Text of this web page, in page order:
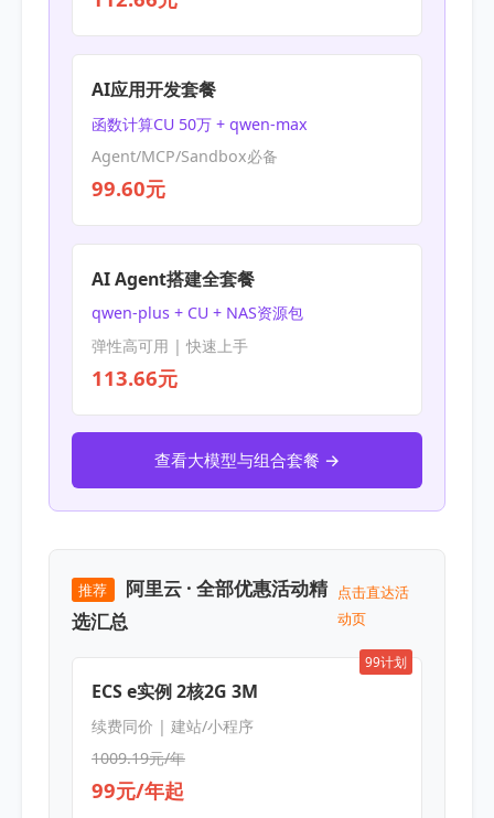
AI应用开发套餐
函数计算CU 50万 + qwen-max
Agent/MCP/Sandbox必备
99.60元
AI Agent搭建全套餐
qwen-plus + CU + NAS资源包
弹性高可用 | 快速上手
113.66元
查看大模型与组合套餐 →
推荐
阿里云 · 全部优惠活动精
选汇总
点击直达活
动页
99计划
ECS e实例 2核2G 3M
续费同价 | 建站/小程序
1009.19元/年
99元/年起